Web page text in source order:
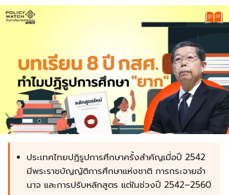
ประเทศไทยปฏิรูปการศึกษาครั้งสำคัญเมื่อปี 2542
มีพระราชบัญญัติการศึกษาแห่งชาติ การกระจายอำ
นาจ และการปรับหลักสูตร แต่ในช่วงปี 2542–2560